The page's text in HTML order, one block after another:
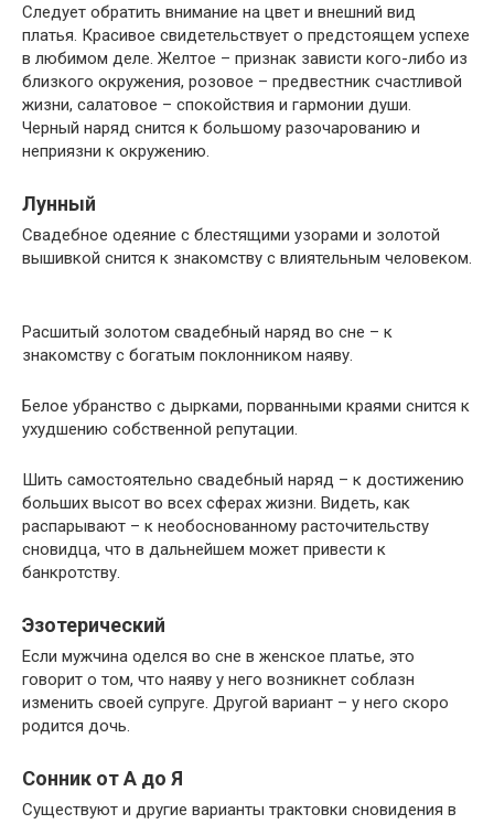
Следует обратить внимание на цвет и внешний вид
платья. Красивое свидетельствует о предстоящем успехе
в любимом деле. Желтое – признак зависти кого-либо из
близкого окружения, розовое – предвестник счастливой
жизни, салатовое – спокойствия и гармонии души.
Черный наряд снится к большому разочарованию и
неприязни к окружению.
Лунный
Свадебное одеяние с блестящими узорами и золотой
вышивкой снится к знакомству с влиятельным человеком.
Расшитый золотом свадебный наряд во сне – к
знакомству с богатым поклонником наяву.
Белое убранство с дырками, порванными краями снится к
ухудшению собственной репутации.
Шить самостоятельно свадебный наряд – к достижению
больших высот во всех сферах жизни. Видеть, как
распарывают – к необоснованному расточительству
сновидца, что в дальнейшем может привести к
банкротству.
Эзотерический
Если мужчина оделся во сне в женское платье, это
говорит о том, что наяву у него возникнет соблазн
изменить своей супруге. Другой вариант – у него скоро
родится дочь.
Сонник от А до Я
Существуют и другие варианты трактовки сновидения в